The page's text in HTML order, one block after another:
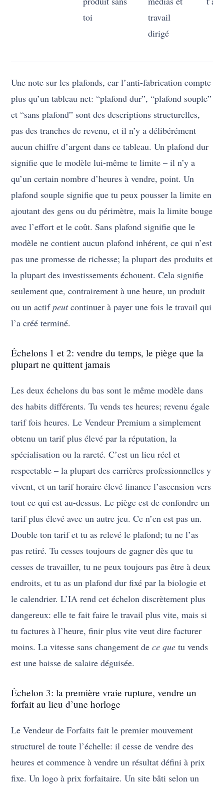
toi
travail
dirigé
Une note sur les plafonds, car l’anti-fabrication compte
plus qu’un tableau net: “plafond dur”, “plafond souple”
et “sans plafond” sont des descriptions structurelles,
pas des tranches de revenu, et il n’y a délibérément
aucun chiffre d’argent dans ce tableau. Un plafond dur
signifie que le modèle lui-même te limite – il n’y a
qu’un certain nombre d’heures à vendre, point. Un
plafond souple signifie que tu peux pousser la limite en
ajoutant des gens ou du périmètre, mais la limite bouge
avec l’effort et le coût. Sans plafond signifie que le
modèle ne contient aucun plafond inhérent, ce qui n’est
pas une promesse de richesse; la plupart des produits et
la plupart des investissements échouent. Cela signifie
seulement que, contrairement à une heure, un produit
ou un actifpeutcontinuer à payer une fois le travail qui
l’a créé terminé.
Échelons 1 et 2: vendre du temps, le piège que la
plupart ne quittent jamais
Les deux échelons du bas sont le même modèle dans
des habits différents. Tu vends tes heures; revenu égale
tarif fois heures. Le Vendeur Premium a simplement
obtenu un tarif plus élevé par la réputation, la
spécialisation ou la rareté. C’est un lieu réel et
respectable – la plupart des carrières professionnelles y
vivent, et un tarif horaire élevé finance l’ascension vers
tout ce qui est au-dessus. Le piège est de confondre un
tarif plus élevé avec un autre jeu. Ce n’en est pas un.
Double ton tarif et tu as relevé le plafond; tu ne l’as
pas retiré. Tu cesses toujours de gagner dès que tu
cesses de travailler, tu ne peux toujours pas être à deux
endroits, et tu as un plafond dur fixé par la biologie et
le calendrier. L’IA rend cet échelon discrètement plus
dangereux: elle te fait faire le travail plus vite, mais si
tu factures à l’heure, finir plus vite veut dire facturer
moins. La vitesse sans changement dece que tu vends
est une baisse de salaire déguisée.
Échelon 3: la première vraie rupture, vendre un
forfait au lieu d’une horloge
Le Vendeur de Forfaits fait le premier mouvement
structurel de toute l’échelle: il cesse de vendre des
heures et commence à vendre un résultat défini à prix
fixe. Un logo à prix forfaitaire. Un site bâti selon un